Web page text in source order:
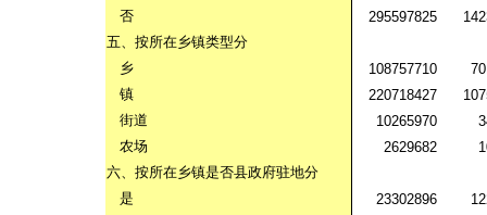
否
295597825
五、按所在乡镇类型分
乡
108757710
镇
220718427
街道
10265970
农场
2629682
六、按所在乡镇是否县政府驻地分
是
23302896